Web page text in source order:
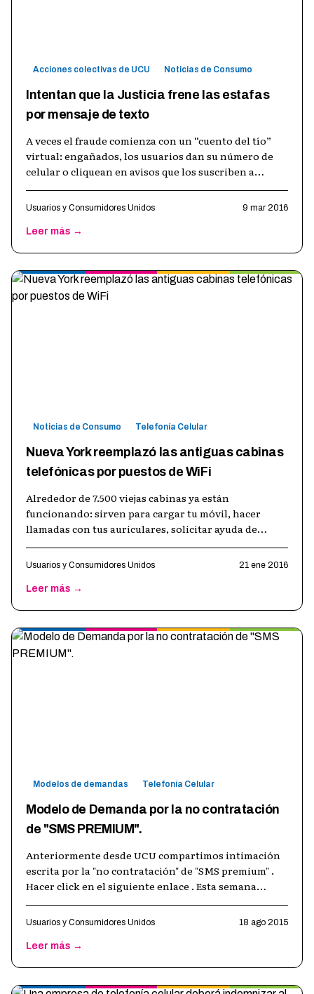
Acciones colectivas de UCU Noticias de Consumo
Intentan que la Justicia frene las estafas
por mensaje de texto
A veces el fraude comienza con un “cuento del tío”
virtual: engañados, los usuarios dan su número de
celular o cliquean en avisos que los suscriben a
Usuarios y Consumidores Unidos 9 mar 2016
Leer más →
Noticias de Consumo Telefonía Celular
Nueva York reemplazó las antiguas cabinas
telefónicas por puestos de WiFi
Alrededor de 7.500 viejas cabinas ya están
funcionando: sirven para cargar tu móvil, hacer
llamadas con tus auriculares, solicitar ayuda de
Usuarios y Consumidores Unidos 21 ene 2016
Leer más →
Modelos de demandas Telefonía Celular
Modelo de Demanda por la no contratación
de "SMS PREMIUM".
Anteriormente desde UCU compartimos intimación
escrita por la "no contratación" de "SMS premium" .
Hacer click en el siguiente enlace . Esta semana
Usuarios y Consumidores Unidos 18 ago 2015
Leer más →